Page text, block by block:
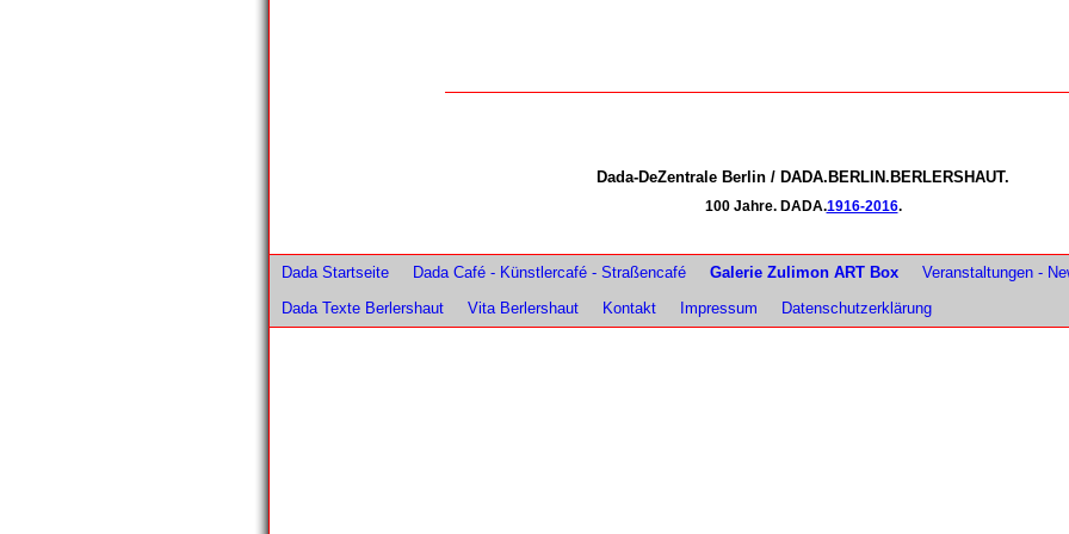
Dada-DeZentrale Berlin / DADA.BERLIN.BERLERSHAUT.
100 Jahre. DADA.1916-2016.
Dada Startseite Dada Café - Künstlercafé - Straßencafé Galerie Zulimon ART Box Veranstaltungen -
Dada Texte Berlershaut
Vita Berlershaut Kontakt Impressum Datenschutzerklärung